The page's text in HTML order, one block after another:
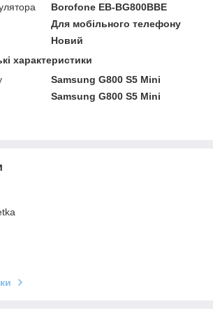
Borofone EB-BG800BBE
Для мобільного телефону
Новий
характеристики
Samsung G800 S5 Mini
Samsung G800 S5 Mini